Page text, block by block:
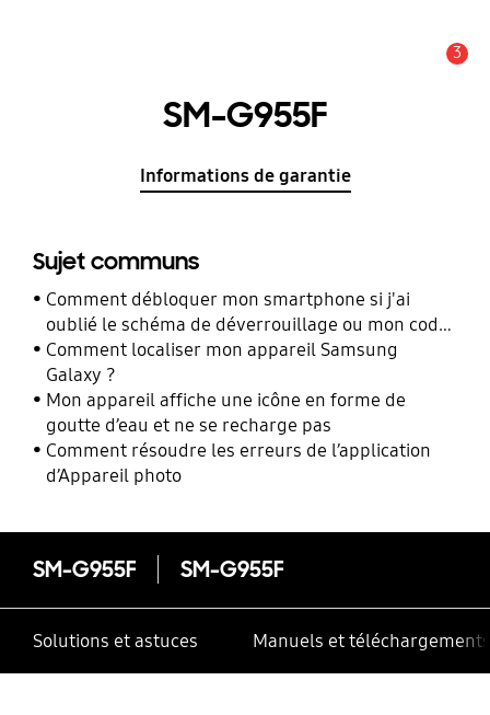
3
SM-G955F
Informations de garantie
Sujet communs
Comment débloquer mon smartphone si j'ai
oublié le schéma de déverrouillage ou mon code
PIN ?
Comment localiser mon appareil Samsung
Galaxy ?
Mon appareil affiche une icône en forme de
goutte d’eau et ne se recharge pas
Comment résoudre les erreurs de l’application
d’Appareil photo
SM-G955F SM-G955F
Solutions et astuces Manuels et téléchargements